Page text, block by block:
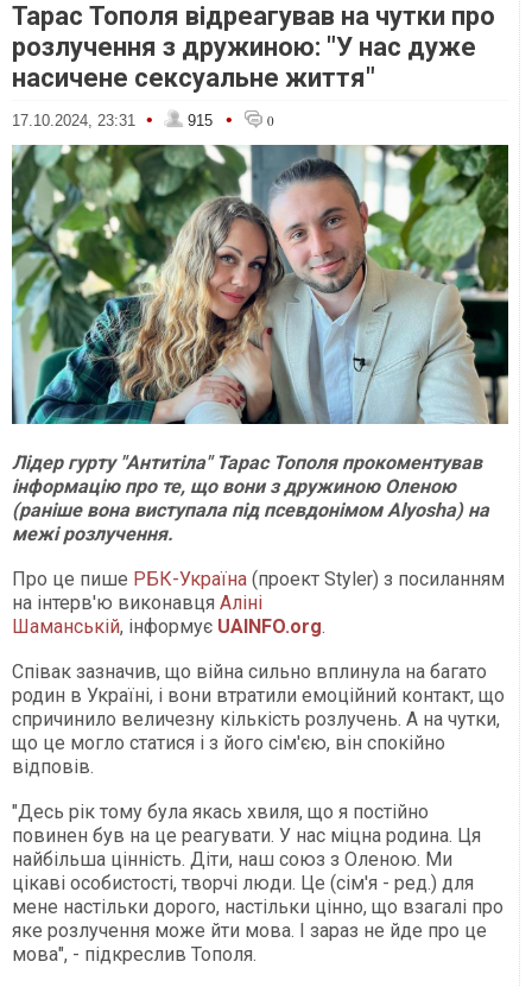
Тарас Тополя відреагував на чутки про
розлучення з дружиною: "У нас дуже
насичене сексуальне життя"
17.10.2024, 23:31 • 915 • 0
Лідер гурту "Антитіла" Тарас Тополя прокоментував
інформацію про те, що вони з дружиною Оленою
(раніше вона виступала під псевдонімом Alyosha) на
межі розлучення.
Про це пише РБК-Україна (проект Styler) з посиланням
на інтерв'ю виконавця Аліні
Шаманській, інформує UAINFO.org.
Співак зазначив, що війна сильно вплинула на багато
родин в Україні, і вони втратили емоційний контакт, що
спричинило величезну кількість розлучень. А на чутки,
що це могло статися і з його сім'єю, він спокійно
відповів.
"Десь рік тому була якась хвиля, що я постійно
повинен був на це реагувати. У нас міцна родина. Ця
найбільша цінність. Діти, наш союз з Оленою. Ми
цікаві особистості, творчі люди. Це (сім'я - ред.) для
мене настільки дорого, настільки цінно, що взагалі про
яке розлучення може йти мова. І зараз не йде про це
мова", - підкреслив Тополя.